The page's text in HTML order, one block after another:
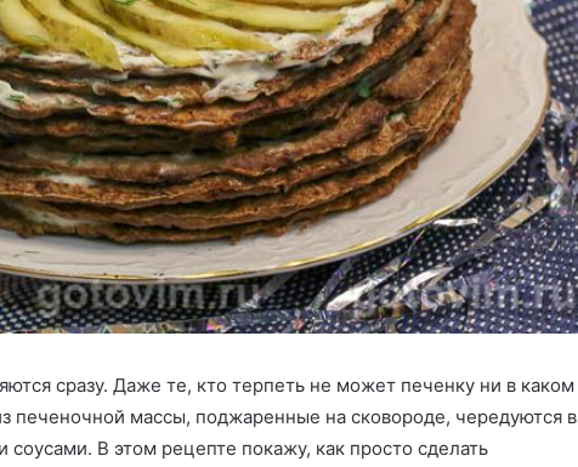
сразу. Даже те, кто терпеть не может печенку ни в каком
печеночной массы, поджаренные на сковороде, чередуются в
В этом рецепте покажу, как просто сделать